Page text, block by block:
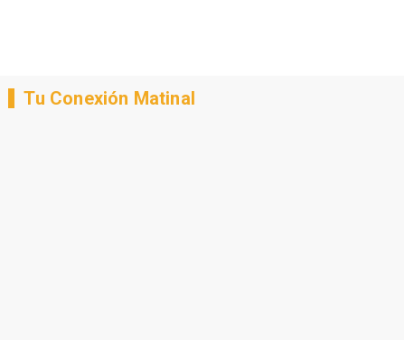
Tu Conexión Matinal